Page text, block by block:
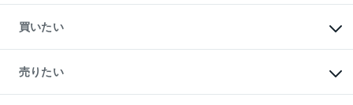
買いたい
新築・分譲マンションの購入
中古マンションの購入
一戸建ての購入
売りたい